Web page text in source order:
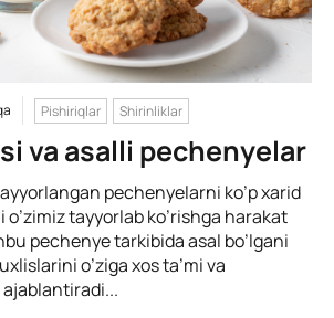
Pishiriqlar Shirinliklar
va asalli pechenyelar
pechenyelarni ko’p xarid
tayyorlab ko’rishga harakat
pechenye tarkibida asal bo’lgani
o’ziga xos ta’mi va